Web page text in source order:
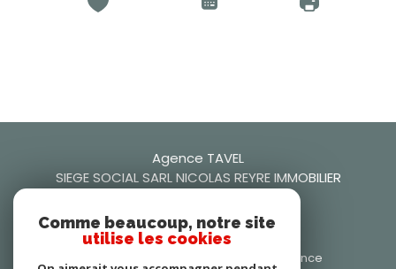
Agence TAVEL
SIEGE SOCIAL SARL NICOLAS REYRE IMMOBILIER
0466509942
nicolasreyre30@gmail.com
106 Rue Frédéric Mistral, 30126 Tavel, France
Comme beaucoup, notre site
utilise les cookies